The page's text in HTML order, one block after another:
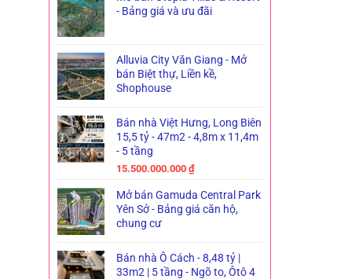
- Bảng giá và ưu đãi
Alluvia City Văn Giang - Mở
bán Biệt thự, Liền kề,
Shophouse
Bán nhà Việt Hưng, Long Biên
15,5 tỷ - 47m2 - 4,8m x 11,4m
- 5 tầng
15.500.000.000 ₫
Mở bán Gamuda Central Park
Yên Sở - Bảng giá căn hộ,
chung cư
Bán nhà Ô Cách - 8,48 tỷ |
33m2 | 5 tầng - Ngõ to, Ôtô 4